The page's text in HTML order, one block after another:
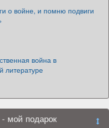
о войне, и помню подвиги
война в
литературе
- мой подарок